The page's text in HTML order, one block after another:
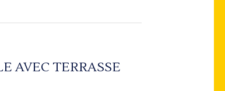
AVEC TERRASSE